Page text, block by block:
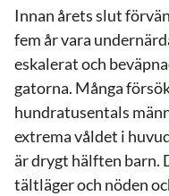
Innan årets slut
fem år vara
eskalerat och
gatorna. Många
hundratusentals
extrema våldet i
är drygt hälften barn.
tältläger och nöden